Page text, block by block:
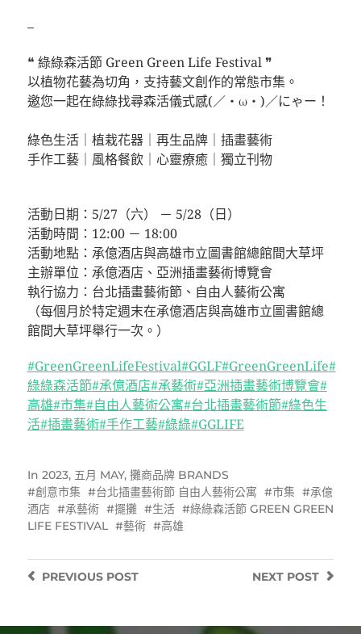
–
❝ 綠綠森活節 Green Green Life Festival ❞
以植物花藝為切角，支持藝文創作的常態市集。
邀您一起在綠綠找尋森活儀式感(／・ω・)／にゃー！
綠色生活｜植栽花器｜再生品牌｜插畫藝術
手作工藝｜風格餐飲｜心靈療癒｜獨立刊物
活動日期：5/27（六） － 5/28（日）
活動時間：12:00 － 18:00
活動地點：承億酒店與高雄市立圖書館總館間大草坪
主辦單位：承億酒店、亞洲插畫藝術博覽會
執行協力：台北插畫藝術節、自由人藝術公寓
（每個月於特定週末在承億酒店與高雄市立圖書館總
館間大草坪舉行一次。）
#GreenGreenLifeFestival#GGLF#GreenGreenLife#
綠綠森活節#承億酒店#承藝術#亞洲插畫藝術博覽會#
高雄#市集#自由人藝術公寓#台北插畫藝術節#綠色生
活#插畫藝術#手作工藝#綠綠#GGLIFE
In 2023, 五月 MAY, 攤商品牌 BRANDS
創意市集
台北插畫藝術節 自由人藝術公寓 市集
承億
酒店
承藝術 擺攤 生活
綠綠森活節 GREEN GREEN
LIFE FESTIVAL
藝術 高雄
NEXT POST
PREVIOUSPOST